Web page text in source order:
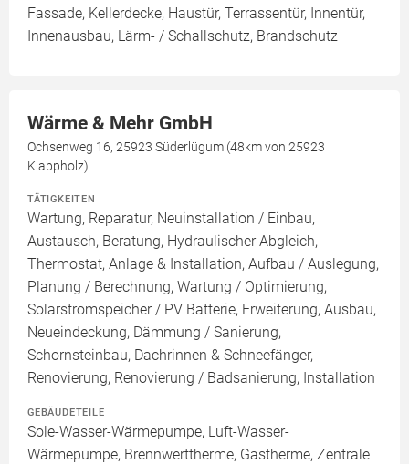
Fassade, Kellerdecke, Haustür, Terrassentür, Innentür,
Innenausbau, Lärm- / Schallschutz, Brandschutz
Wärme & Mehr GmbH
Ochsenweg 16, 25923 Süderlügum (48km von 25923
Klappholz)
TÄTIGKEITEN
Wartung, Reparatur, Neuinstallation / Einbau,
Austausch, Beratung, Hydraulischer Abgleich,
Thermostat, Anlage & Installation, Aufbau / Auslegung,
Planung / Berechnung, Wartung / Optimierung,
Solarstromspeicher / PV Batterie, Erweiterung, Ausbau,
Neueindeckung, Dämmung / Sanierung,
Schornsteinbau, Dachrinnen & Schneefänger,
Renovierung, Renovierung / Badsanierung, Installation
GEBÄUDETEILE
Sole-Wasser-Wärmepumpe, Luft-Wasser-
Wärmepumpe, Brennwerttherme, Gastherme, Zentrale